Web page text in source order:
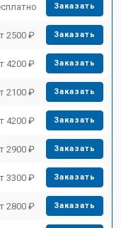
Заказать
2500 ₽ Заказать
4200 ₽ Заказать
2100 ₽ Заказать
4200 ₽ Заказать
2900 ₽ Заказать
3300 ₽ Заказать
2800 ₽ Заказать